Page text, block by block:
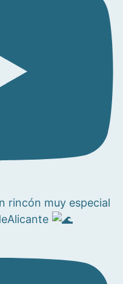
rincón muy especial